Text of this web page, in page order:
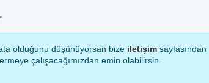
olduğunu düşünüyorsan bize iletişim sayfasından
çalışacağımızdan emin olabilirsin.